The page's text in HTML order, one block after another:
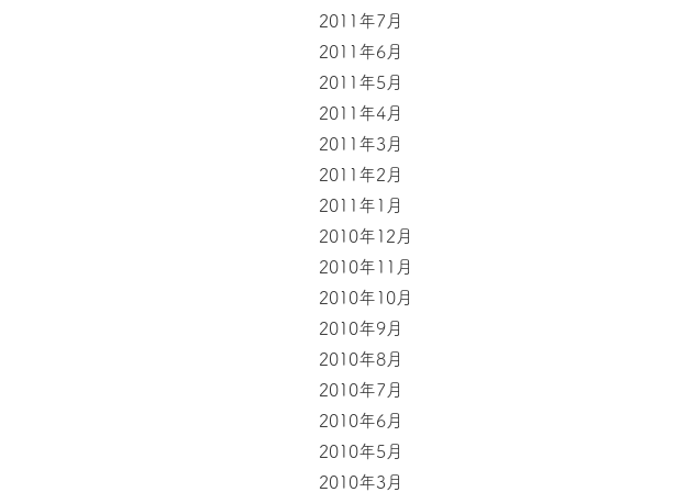
2011年7月
2011年6月
2011年5月
2011年4月
2011年3月
2011年2月
2011年1月
2010年12月
2010年11月
2010年10月
2010年9月
2010年8月
2010年7月
2010年6月
2010年5月
2010年3月